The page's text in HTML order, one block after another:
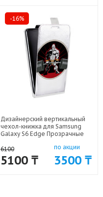
-16%
Дизайнерский вертикальный
чехол-книжка для Samsung
Galaxy S6 Edge Прозрачные
18334
6100
5100 ₸
по акции
3500 ₸